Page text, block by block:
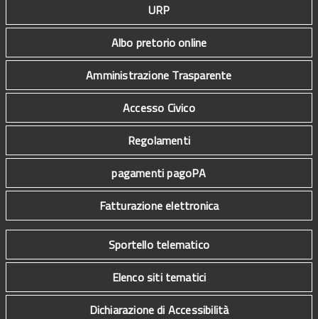
URP
Albo pretorio online
Amministrazione Trasparente
Accesso Civico
Regolamenti
pagamenti pagoPA
Fatturazione elettronica
Sportello telematico
Elenco siti tematici
Dichiarazione di Accessibilità